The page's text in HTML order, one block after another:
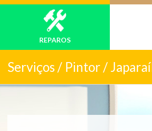
REPAROS
Serviços / Pintor /